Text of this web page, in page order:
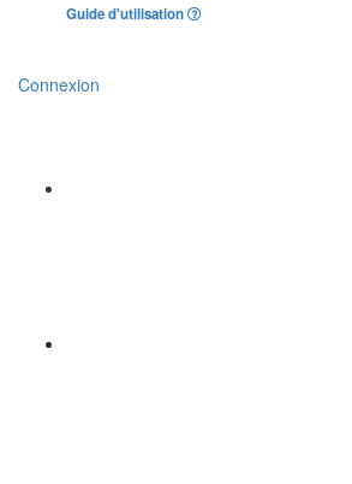
Guide d'utilisation
Connexion